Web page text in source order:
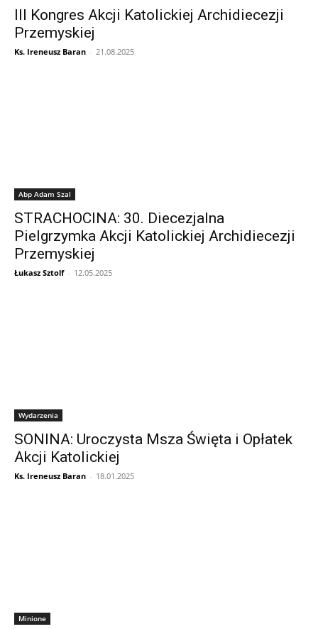
III Kongres Akcji Katolickiej Archidiecezji
Przemyskiej
Ks. Ireneusz Baran - 21.08.2025
Abp Adam Szal
STRACHOCINA: 30. Diecezjalna
Pielgrzymka Akcji Katolickiej Archidiecezji
Przemyskiej
Łukasz Sztolf - 12.05.2025
Wydarzenia
SONINA: Uroczysta Msza Święta i Opłatek
Akcji Katolickiej
Ks. Ireneusz Baran - 18.01.2025
Minione